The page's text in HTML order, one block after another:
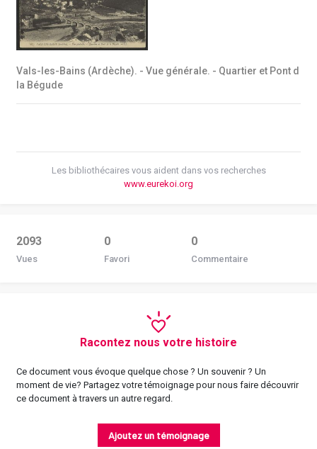
Vals-les-Bains (Ardèche). - Vue générale. - Quartier et Pont d
la Bégude
Les bibliothécaires vous aident dans vos recherches
www.eurekoi.org
2093
Vues
0
Favori
0
Commentaire
Racontez nous votre histoire
Ce document vous évoque quelque chose ? Un souvenir ? Un
moment de vie? Partagez votre témoignage pour nous faire découvrir
ce document à travers un autre regard.
Ajoutez un témoignage